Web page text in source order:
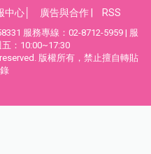
中心 廣告與合作 RSS
服務專線：02-8712-5959 | 服
：10:00~17:30
版權所有，禁止擅自轉貼